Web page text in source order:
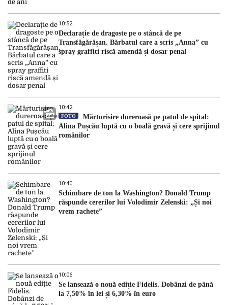
10:52
Declarație de dragoste pe o stâncă de pe
Transfăgărășan. Bărbatul care a scris „Anna” cu
spray graffiti riscă amendă și dosar penal
10:42
FOTO
Mărturisire dureroasă pe patul de spital:
Alina Pușcău luptă cu o boală gravă și cere sprijinul
românilor
10:40
Schimbare de ton la Washington? Donald Trump
răspunde cererilor lui Volodimir Zelenski: „Și noi
vrem rachete”
10:06
Se lansează o nouă ediție Fidelis. Dobânzi de până
la 7,50% în lei și 6,30% în euro